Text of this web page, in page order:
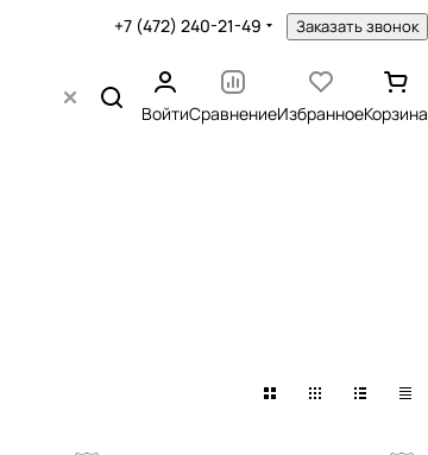
+7 (472) 240-21-49 Заказать звонок
ВойтиСравнениеИзбранноеКорзина